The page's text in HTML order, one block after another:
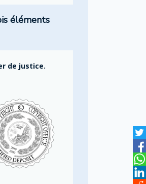
éléments
de justice.